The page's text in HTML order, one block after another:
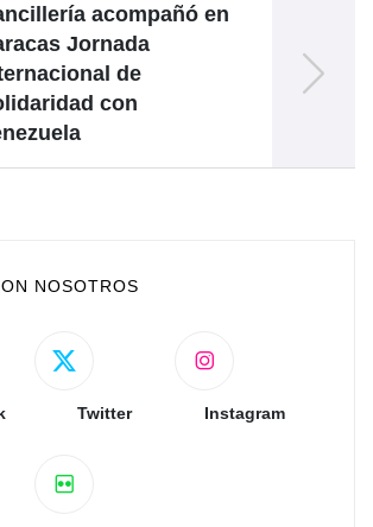
acompañó en
Jornada
de
con
NOSOTROS
Twitter Instagram